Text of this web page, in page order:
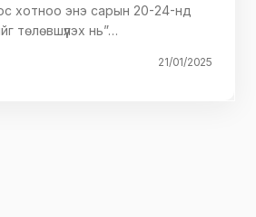
хотноо энэ сарын 20-24-нд
төлөвшүүлэх нь”…
21/01/2025